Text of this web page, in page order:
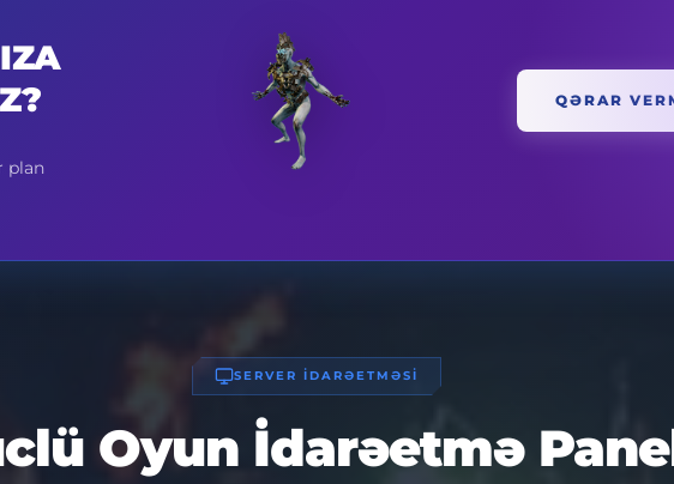
plan
QƏRAR
SERVER İDARƏETMƏSİ
Oyun İdarəetmə